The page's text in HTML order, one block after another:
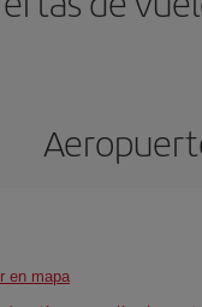
en mapa